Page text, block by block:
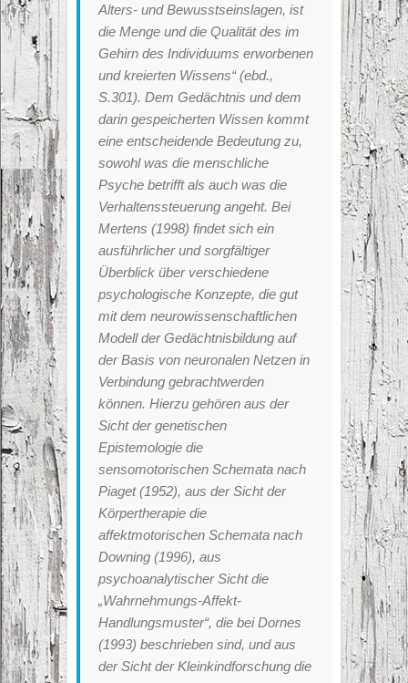
Alters- und Bewusstseinslagen, ist
die Menge und die Qualität des im
Gehirn des Individuums erworbenen
und kreierten Wissens“ (ebd.,
S.301). Dem Gedächtnis und dem
darin gespeicherten Wissen kommt
eine entscheidende Bedeutung zu,
sowohl was die menschliche
Psyche betrifft als auch was die
Verhaltenssteuerung angeht. Bei
Mertens (1998) findet sich ein
ausführlicher und sorgfältiger
Überblick über verschiedene
psychologische Konzepte, die gut
mit dem neurowissenschaftlichen
Modell der Gedächtnisbildung auf
der Basis von neuronalen Netzen in
Verbindung gebrachtwerden
können. Hierzu gehören aus der
Sicht der genetischen
Epistemologie die
sensomotorischen Schemata nach
Piaget (1952), aus der Sicht der
Körpertherapie die
affektmotorischen Schemata nach
Downing (1996), aus
psychoanalytischer Sicht die
„Wahrnehmungs-Affekt-
Handlungsmuster“, die bei Dornes
(1993) beschrieben sind, und aus
der Sicht der Kleinkindforschung die